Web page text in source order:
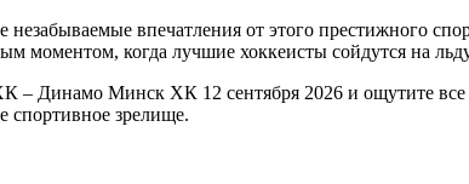
впечатления от этого престижного
моментом, когда лучшие хоккеисты сойдутся на
– Динамо Минск ХК 12 сентября 2026 и ощутите все
спортивное зрелище.